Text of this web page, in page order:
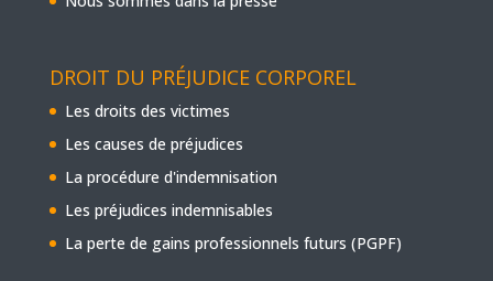
DROIT DU PRÉJUDICE CORPOREL
Les droits des victimes
Les causes de préjudices
La procédure d'indemnisation
Les préjudices indemnisables
La perte de gains professionnels futurs (PGPF)